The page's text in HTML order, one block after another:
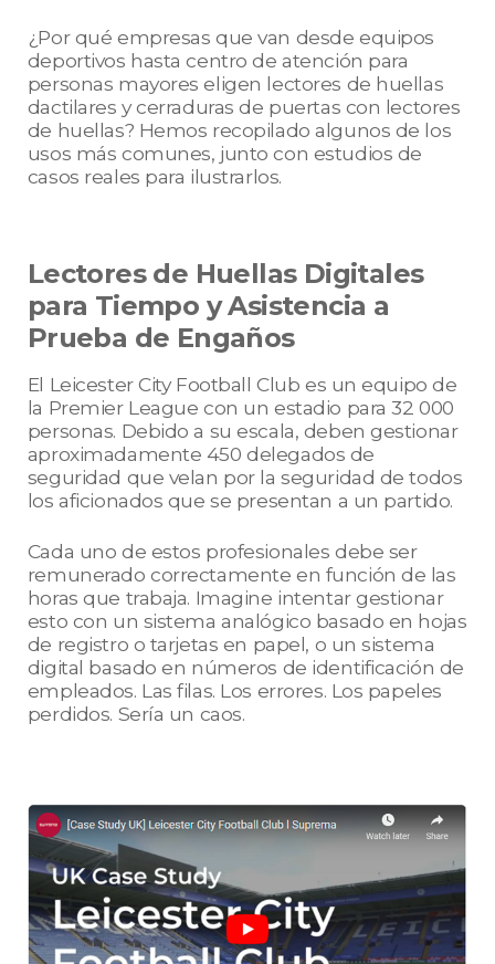
¿Por qué empresas que van desde equipos
deportivos hasta centro de atención para
personas mayores eligen lectores de huellas
dactilares y cerraduras de puertas con lectores
de huellas? Hemos recopilado algunos de los
usos más comunes, junto con estudios de
casos reales para ilustrarlos.
Lectores de Huellas Digitales
para Tiempo y Asistencia a
Prueba de Engaños
El Leicester City Football Club es un equipo de
la Premier League con un estadio para 32 000
personas. Debido a su escala, deben gestionar
aproximadamente 450 delegados de
seguridad que velan por la seguridad de todos
los aficionados que se presentan a un partido.
Cada uno de estos profesionales debe ser
remunerado correctamente en función de las
horas que trabaja. Imagine intentar gestionar
esto con un sistema analógico basado en hojas
de registro o tarjetas en papel, o un sistema
digital basado en números de identificación de
empleados. Las filas. Los errores. Los papeles
perdidos. Sería un caos.